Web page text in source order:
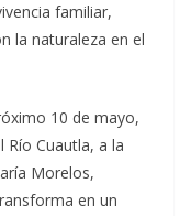
familiar,
la naturaleza en el
10 de mayo,
Río Cuautla, a la
Morelos,
en un